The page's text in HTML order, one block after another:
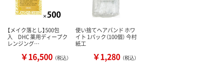
【メイク落とし】500包
入 DHC 薬用ディープク
レンジング…
￥16,500 （税込）
使い捨てヘアバンド ホワ
イト 1パック（100個） 今村
紙工
￥1,280 （税込）